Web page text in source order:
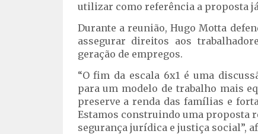
utilizar como referência a proposta
Durante a reunião, Hugo Motta
assegurar direitos aos
geração de empregos.
“O fim da escala 6x1 é uma
para um modelo de trabalho mais
preserve a renda das famílias e
Estamos construindo uma proposta
segurança jurídica e justiça social”,